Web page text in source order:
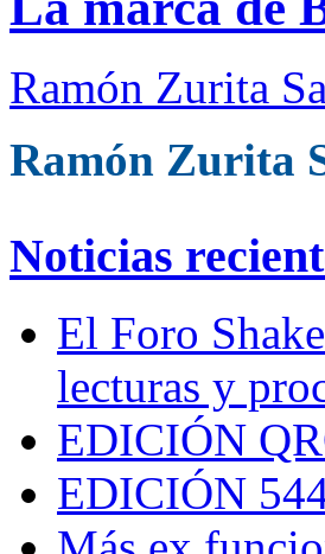
Ramón Zurita
Ramón Zurita
Noticias
El Foro
lecturas y
EDICIÓN
EDICIÓN